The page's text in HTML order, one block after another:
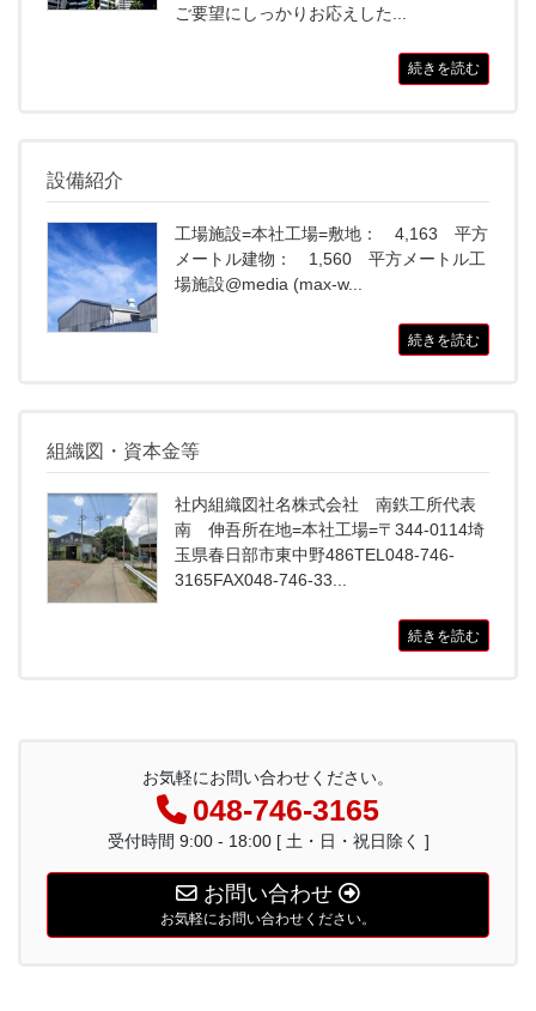
ご要望にしっかりお応えした...
続きを読む
設備紹介
工場施設=本社工場=敷地： 4,163 平方
メートル建物： 1,560 平方メートル工
場施設@media (max-w...
続きを読む
組織図・資本金等
社内組織図社名株式会社 南鉄工所代表
南 伸吾所在地=本社工場=〒344-0114埼
玉県春日部市東中野486TEL048-746-
3165FAX048-746-33...
続きを読む
お気軽にお問い合わせください。
048-746-3165
受付時間 9:00 - 18:00 [ 土・日・祝日除く ]
お問い合わせ
お気軽にお問い合わせください。